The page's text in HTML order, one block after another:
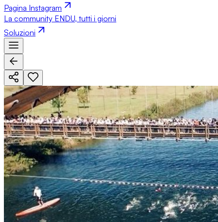
Pagina Instagram
La community ENDU, tutti i giorni
Soluzioni